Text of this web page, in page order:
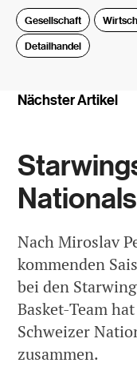
Gesellschaft
Detailhandel
Nächster Artikel
Nach Miroslav
kommenden
bei den
Basket-Team
Schweizer
zusammen.